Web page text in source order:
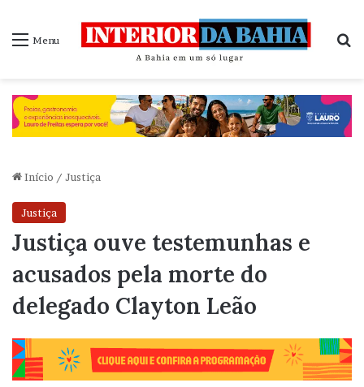
Menu
Início / Justiça
Justiça
Justiça ouve testemunhas e
acusados pela morte do
delegado Clayton Leão